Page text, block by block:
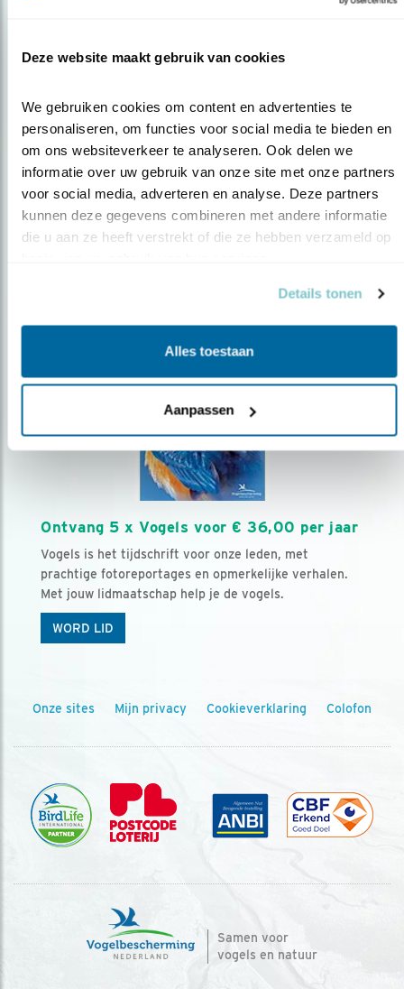
Deze website maakt gebruik van cookies
We gebruiken cookies om content en advertenties te
personaliseren, om functies voor social media te bieden en
om ons websiteverkeer te analyseren. Ook delen we
informatie over uw gebruik van onze site met onze partners
voor social media, adverteren en analyse. Deze partners
kunnen deze gegevens combineren met andere informatie
die u aan ze heeft verstrekt of die ze hebben verzameld op
Details tonen
Alles toestaan
Aanpassen
Meld je aan en ontvang nieuws, inspiratie, acties en tips
over vogels en activiteiten van Vogelbescherming.
AANMELDEN VOGELNIEUWS
Volg ons via social media
Ontvang 5 x Vogels voor € 36,00 per jaar
Vogels is het tijdschrift voor onze leden, met
prachtige fotoreportages en opmerkelijke verhalen.
Met jouw lidmaatschap help je de vogels.
WORD LID
Onze sites Mijn privacy Cookieverklaring Colofon
Samen voor
vogels en natuur